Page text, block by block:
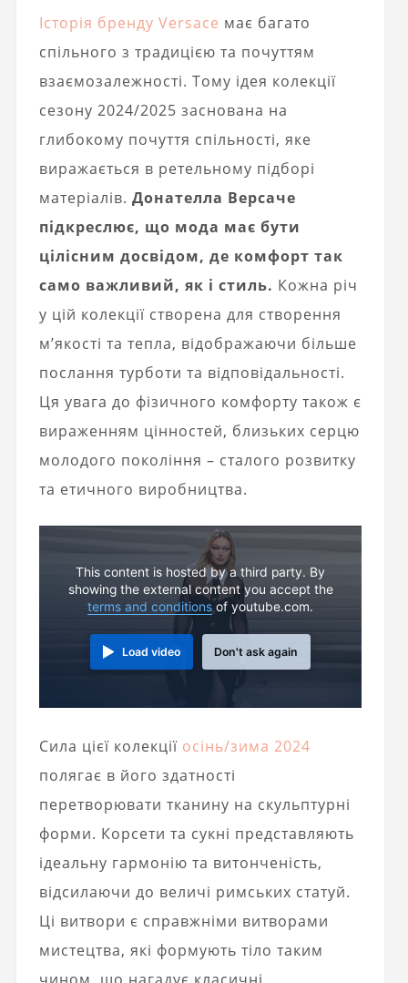
Історія бренду Versace має багато
спільного з традицією та почуттям
взаємозалежності. Тому ідея колекції
сезону 2024/2025 заснована на
глибокому почуття спільності, яке
виражається в ретельному підборі
матеріалів. Донателла Версаче
підкреслює, що мода має бути
цілісним досвідом, де комфорт так
само важливий, як і стиль. Кожна річ
у цій колекції створена для створення
м’якості та тепла, відображаючи більше
послання турботи та відповідальності.
Ця увага до фізичного комфорту також є
вираженням цінностей, близьких серцю
молодого покоління – сталого розвитку
та етичного виробництва.
This content is hosted by a third party. By
showing the external content you accept the
terms and conditions of youtube.com.
Load video Don't ask again
Сила цієї колекції осінь/зима 2024
полягає в його здатності
перетворювати тканину на скульптурні
форми. Корсети та сукні представляють
ідеальну гармонію та витонченість,
відсилаючи до величі римських статуй.
Ці витвори є справжніми витворами
мистецтва, які формують тіло таким